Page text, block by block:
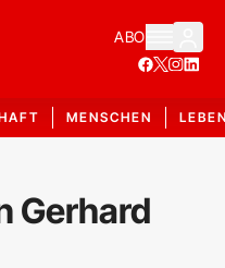
ABO
MENSCHEN
Gerhard